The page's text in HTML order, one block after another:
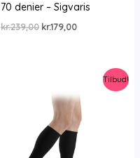
70 denier – Sigvaris
kr.239,00 Den
kr.179,00Den
kr.179,00.
Tilbud!